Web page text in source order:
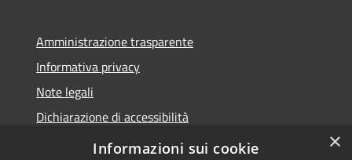
Amministrazione trasparente
Informativa privacy
Note legali
Dichiarazione di accessibilità
Moduli Privacy Amministrazione trasparente
×
Informazioni sui cookie